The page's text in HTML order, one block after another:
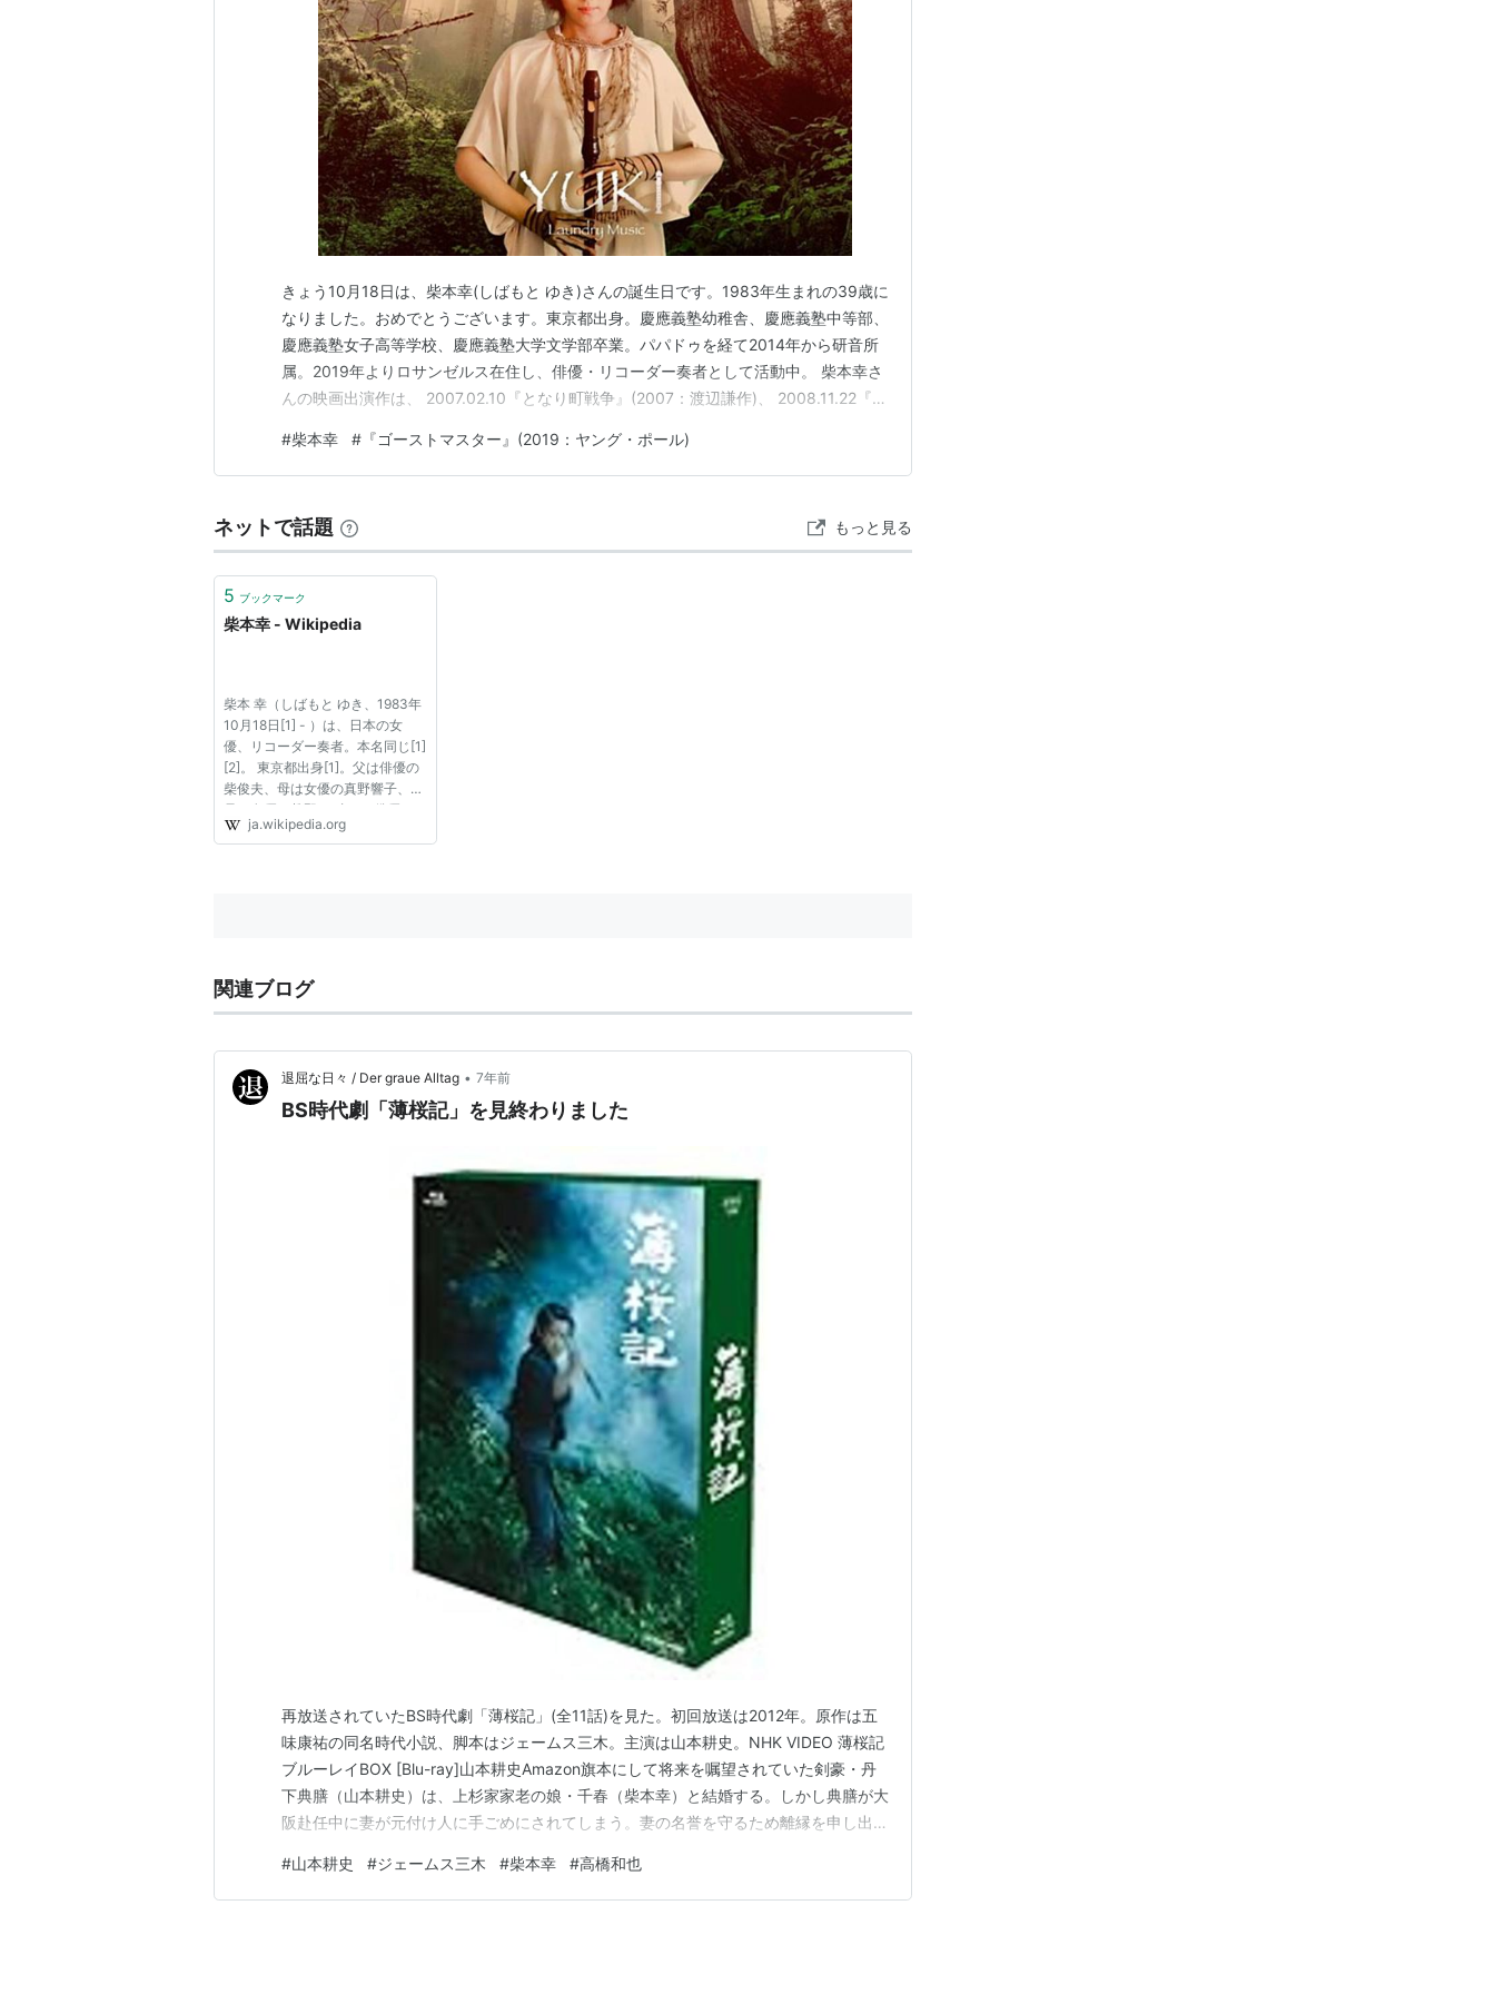
きょう10月18日は、柴本幸(しばもと ゆき)さんの誕生日です。1983年生まれの39歳に
なりました。おめでとうございます。東京都出身。慶應義塾幼稚舎、慶應義塾中等部、
慶應義塾女子高等学校、慶應義塾大学文学部卒業。パパドゥを経て2014年から研音所
属。2019年よりロサンゼルス在住し、俳優・リコーダー奏者として活動中。 柴本幸さ
んの映画出演作は、 2007.02.10『となり町戦争』(2007：渡辺謙作)、 2008.11.22『私
司)、 2009.09.12『TAJOMARU』(2009：中野裕之…
#柴本幸 # 『ゴーストマスター』(2019：ヤング・ポール)
ネットで話題 もっと見る
5 ブックマーク
柴本幸 - Wikipedia
柴本 幸（しばもと ゆき、1983年
10月18日[1] - ）は、日本の女
優、リコーダー奏者。本名同じ[1]
[2]。 東京都出身[1]。父は俳優の
柴俊夫、母は女優の真野響子、叔
母は女優の眞野あずさ。 俳優の
柴俊夫と女優の真野響子の間に一
ja.wikipedia.org
関連ブログ
退屈な日々 / Der graue Alltag • 7年前
BS時代劇「薄桜記」を見終わりました
再放送されていたBS時代劇「薄桜記」(全11話)を見た。初回放送は2012年。原作は五
味康祐の同名時代小説、脚本はジェームス三木。主演は山本耕史。NHK VIDEO 薄桜記
ブルーレイBOX [Blu-ray]山本耕史Amazon旗本にして将来を嘱望されていた剣豪・丹
下典膳（山本耕史）は、上杉家家老の娘・千春（柴本幸）と結婚する。しかし典膳が大
阪赴任中に妻が元付け人に手ごめにされてしまう。妻の名誉を守るため離縁を申し出る
となった典膳は、剣の同門の堀部安兵衛（高橋和也）に助けられて、友情を深めてい
く。やがて赤穂事件が起…
#山本耕史 #ジェームス三木 #柴本幸 #高橋和也